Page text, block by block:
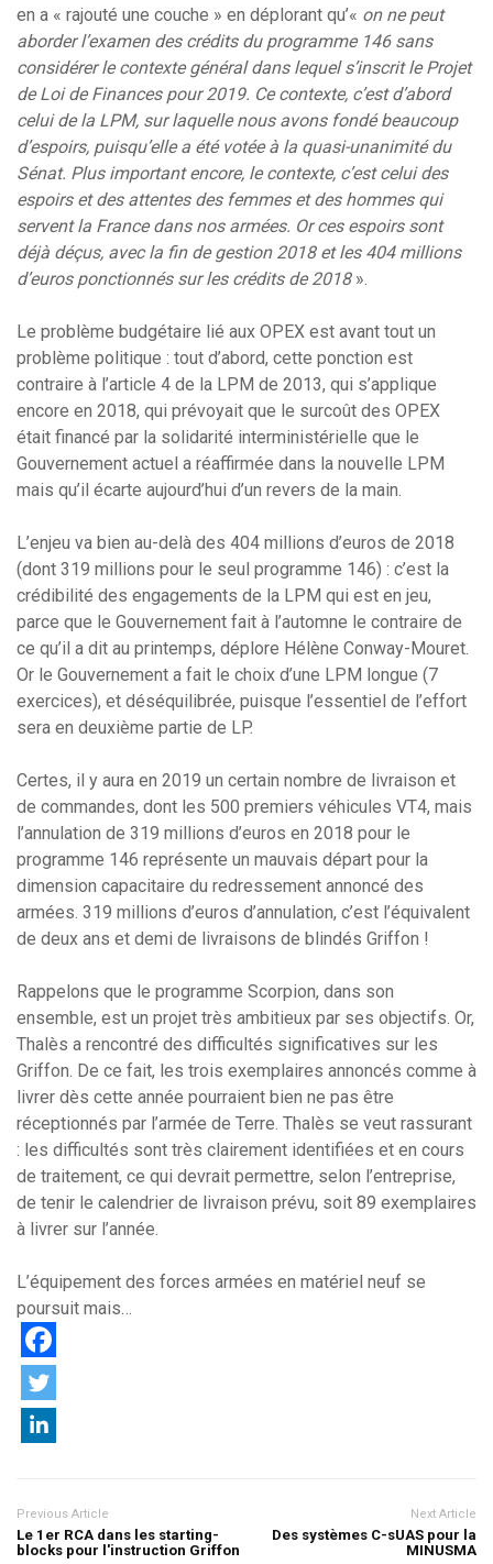
en a « rajouté une couche » en déplorant qu’« on ne peut
aborder l’examen des crédits du programme 146 sans
considérer le contexte général dans lequel s’inscrit le Projet
de Loi de Finances pour 2019. Ce contexte, c’est d’abord
celui de la LPM, sur laquelle nous avons fondé beaucoup
d’espoirs, puisqu’elle a été votée à la quasi-unanimité du
Sénat. Plus important encore, le contexte, c’est celui des
espoirs et des attentes des femmes et des hommes qui
servent la France dans nos armées. Or ces espoirs sont
déjà déçus, avec la fin de gestion 2018 et les 404 millions
d’euros ponctionnés sur les crédits de 2018».
Le problème budgétaire lié aux OPEX est avant tout un
problème politique : tout d’abord, cette ponction est
contraire à l’article 4 de la LPM de 2013, qui s’applique
encore en 2018, qui prévoyait que le surcoût des OPEX
était financé par la solidarité interministérielle que le
Gouvernement actuel a réaffirmée dans la nouvelle LPM
mais qu’il écarte aujourd’hui d’un revers de la main.
L’enjeu va bien au-delà des 404 millions d’euros de 2018
(dont 319 millions pour le seul programme 146) : c’est la
crédibilité des engagements de la LPM qui est en jeu,
parce que le Gouvernement fait à l’automne le contraire de
ce qu’il a dit au printemps, déplore Hélène Conway-Mouret.
Or le Gouvernement a fait le choix d’une LPM longue (7
exercices), et déséquilibrée, puisque l’essentiel de l’effort
sera en deuxième partie de LP.
Certes, il y aura en 2019 un certain nombre de livraison et
de commandes, dont les 500 premiers véhicules VT4, mais
l’annulation de 319 millions d’euros en 2018 pour le
programme 146 représente un mauvais départ pour la
dimension capacitaire du redressement annoncé des
armées. 319 millions d’euros d’annulation, c’est l’équivalent
de deux ans et demi de livraisons de blindés Griffon !
Rappelons que le programme Scorpion, dans son
ensemble, est un projet très ambitieux par ses objectifs. Or,
Thalès a rencontré des difficultés significatives sur les
Griffon. De ce fait, les trois exemplaires annoncés comme à
livrer dès cette année pourraient bien ne pas être
réceptionnés par l’armée de Terre. Thalès se veut rassurant
: les difficultés sont très clairement identifiées et en cours
de traitement, ce qui devrait permettre, selon l’entreprise,
de tenir le calendrier de livraison prévu, soit 89 exemplaires
à livrer sur l’année.
L’équipement des forces armées en matériel neuf se
poursuit mais…
Previous Article
Le 1er RCA dans les starting-
blocks pour l'instruction Griffon
Next Article
Des systèmes C-sUAS pour la
MINUSMA